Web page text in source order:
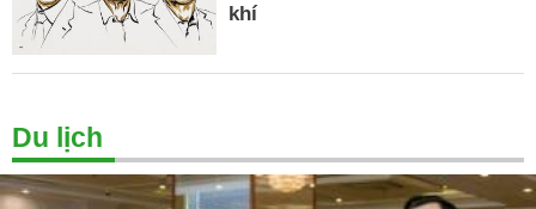
khí
Du lịch